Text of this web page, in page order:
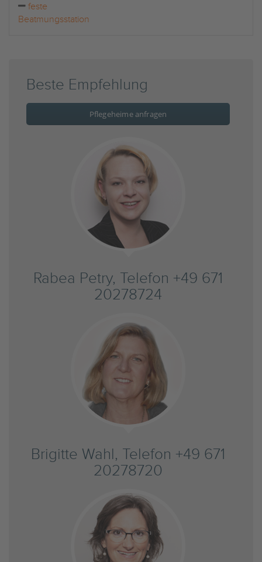
feste
Beatmungsstation
Beste Empfehlung
Pflegeheime anfragen
Rabea Petry, Telefon +49 671
20278724
Brigitte Wahl, Telefon +49 671
20278720